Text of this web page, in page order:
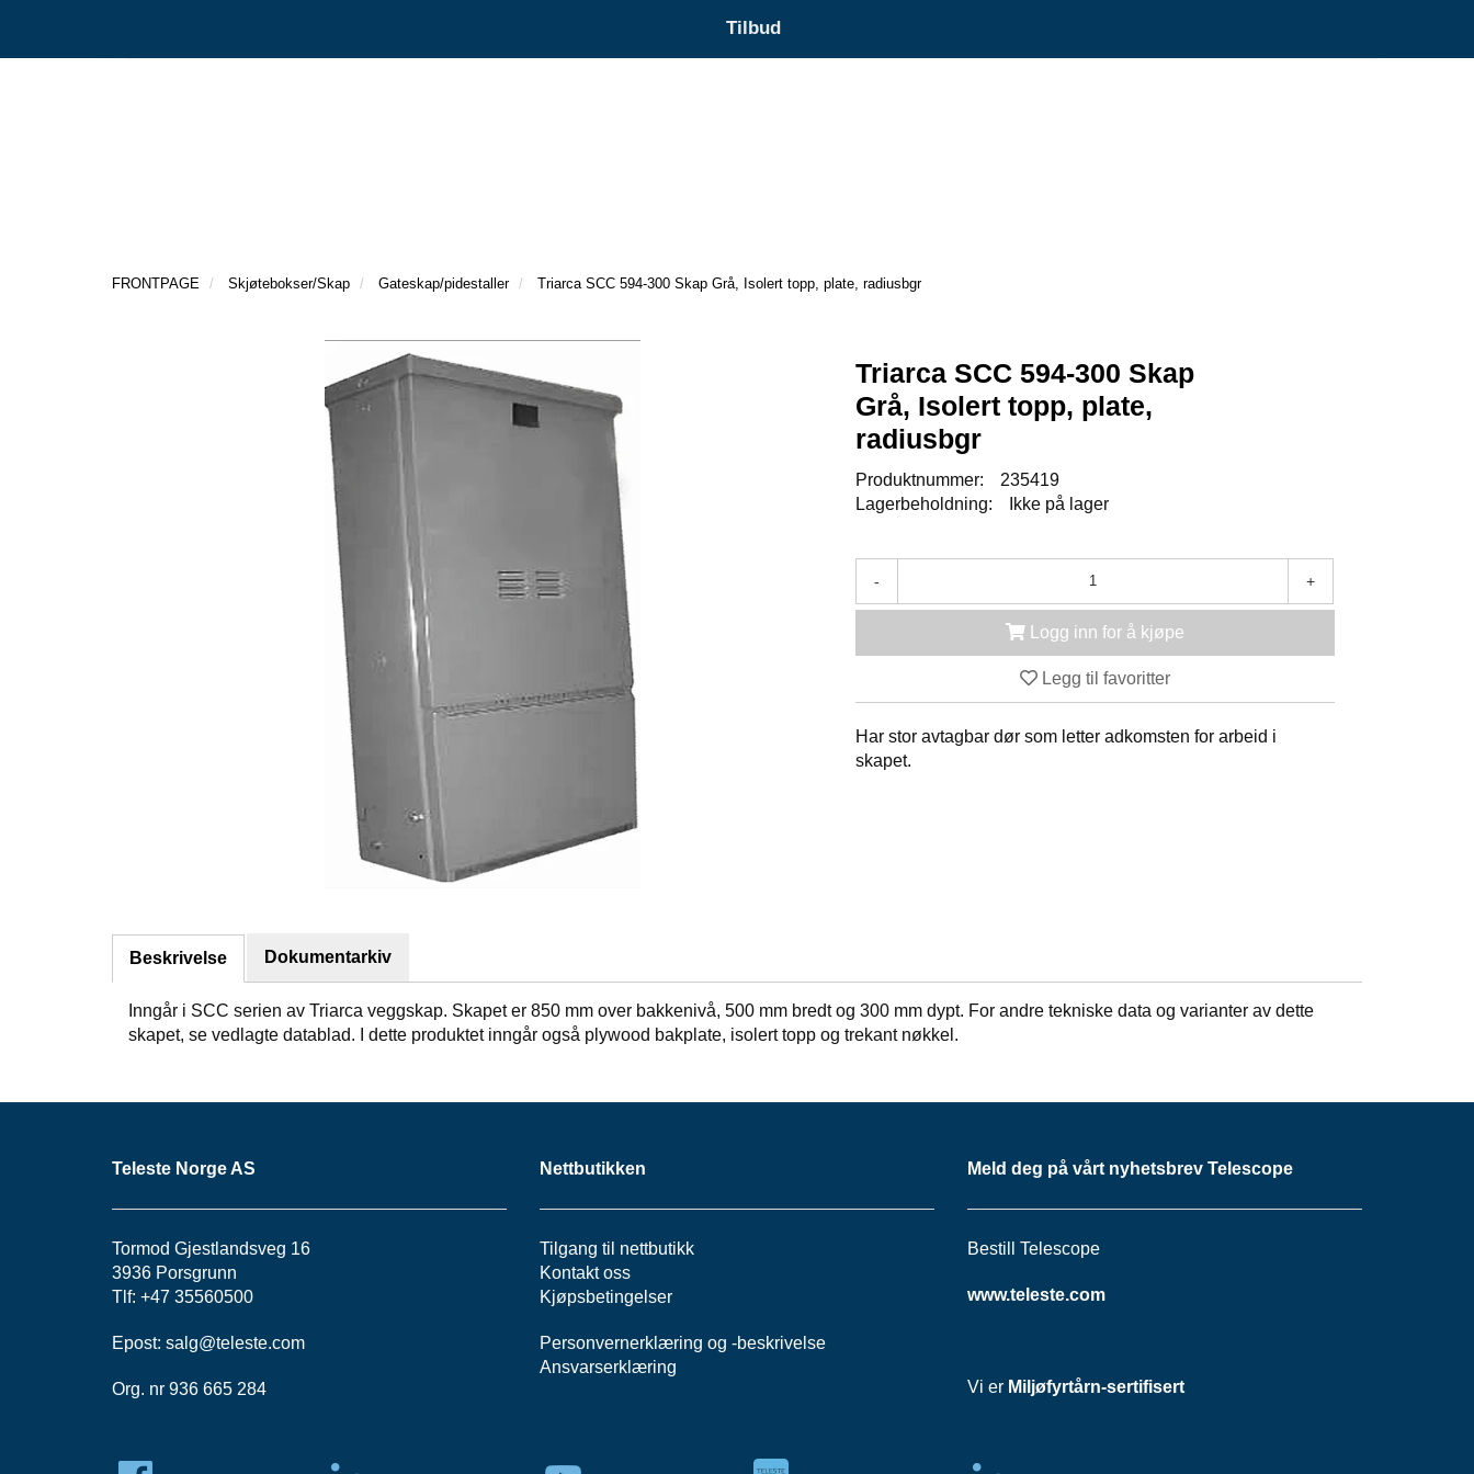
Tilbud
FRONTPAGE Skjøtebokser/Skap Gateskap/pidestaller Triarca SCC 594-300 Skap Grå, Isolert topp, plate, radiusbgr
Triarca SCC 594-300 Skap
Grå, Isolert topp, plate,
radiusbgr
Produktnummer:
235419
Lagerbeholdning:
Ikke på lager
- +
Logg inn for å kjøpe
Legg til favoritter
Har stor avtagbar dør som letter adkomsten for arbeid i
skapet.
Beskrivelse Dokumentarkiv
Inngår i SCC serien av Triarca veggskap. Skapet er 850 mm over bakkenivå, 500 mm bredt og 300 mm dypt. For andre tekniske data og varianter av dette
skapet, se vedlagte datablad. I dette produktet inngår også plywood bakplate, isolert topp og trekant nøkkel.
Teleste Norge AS
Tormod Gjestlandsveg 16
3936 Porsgrunn
Tlf: +47 35560500
Epost: salg@teleste.com
Org. nr 936 665 284
Nettbutikken
Tilgang til nettbutikk
Kontakt oss
Kjøpsbetingelser
Personvernerklæring og -beskrivelse
Ansvarserklæring
Meld deg på vårt nyhetsbrev Telescope
Bestill Telescope
www.teleste.com
Vi er Miljøfyrtårn-sertifisert